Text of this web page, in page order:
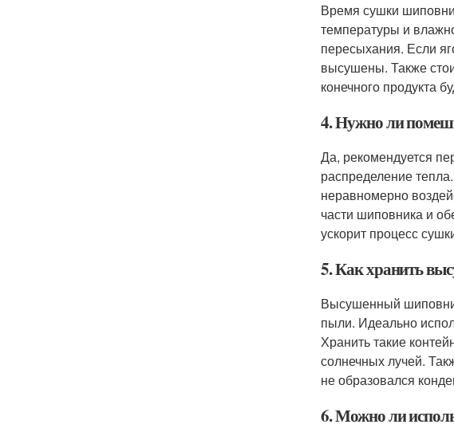
Время сушки
температуры и
пересыхания. Если
высушены. Также
конечного продукта
4. Нужно ли
Да, рекомендуется
распределение
неравномерно
части шиповника и
ускорит процесс
5. Как хранить
Высушенный
пыли. Идеально
Хранить такие
солнечных лучей.
не образовался
6. Можно ли